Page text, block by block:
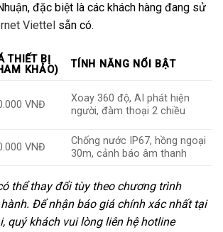
đặc biệt là các khách hàng đang sử
Viettel sẵn có.
THIẾT BỊ
KHẢO)
TÍNH NĂNG NỔI BẬT
VNĐ
Xoay 360 độ, AI phát hiện
người, đàm thoại 2 chiều
VNĐ
Chống nước IP67, hồng ngoại
30m, cảnh báo âm thanh
thể thay đổi tùy theo chương trình
Để nhận báo giá chính xác nhất tại
quý khách vui lòng liên hệ hotline